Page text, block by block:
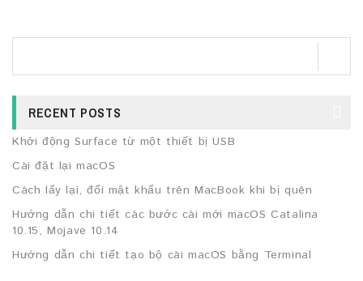
RECENT POSTS
Khởi động Surface từ một thiết bị USB
Cài đặt lại macOS
Cách lấy lại, đổi mật khẩu trên MacBook khi bị quên
Hướng dẫn chi tiết các bước cài mới macOS Catalina
10.15, Mojave 10.14
Hướng dẫn chi tiết tạo bộ cài macOS bằng Terminal